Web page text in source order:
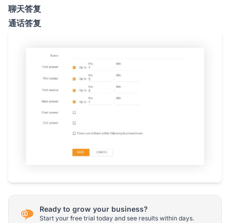
聊天答复
通话答复
Ready to grow your business?
Start your free trial today and see results within days.